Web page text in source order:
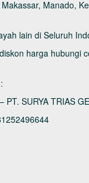
Manado,
lain di Seluruh
harga hubungi
PT. SURYA TRIAS